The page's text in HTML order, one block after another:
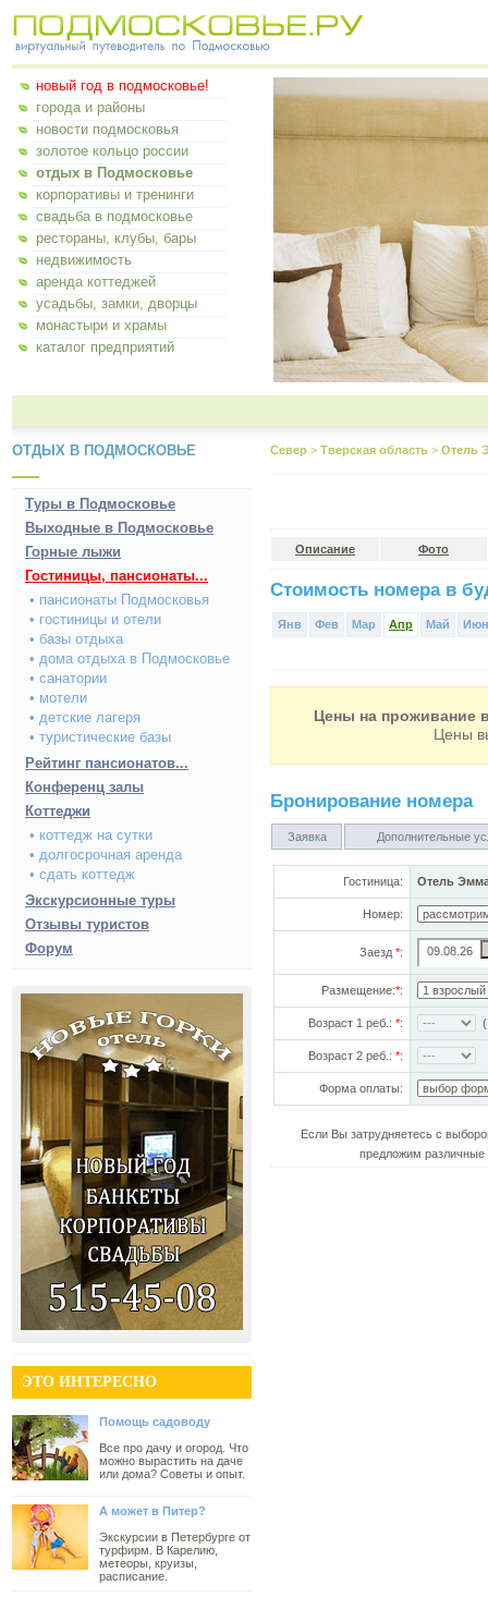
новый год в подмосковье!
города и районы
новости подмосковья
золотое кольцо россии
отдых в Подмосковье
корпоративы и тренинги
свадьба в подмосковье
рестораны, клубы, бары
недвижимость
аренда коттеджей
усадьбы, замки, дворцы
монастыри и храмы
каталог предприятий
ОТДЫХ В ПОДМОСКОВЬЕ
Туры в Подмосковье
Выходные в Подмосковье
Горные лыжи
Гостиницы, пансионаты...
• пансионаты Подмосковья
• гостиницы и отели
• базы отдыха
• дома отдыха в Подмосковье
• санатории
• мотели
• детские лагеря
• туристические базы
Рейтинг пансионатов...
Конференц залы
Коттеджи
• коттедж на сутки
• долгосрочная аренда
• сдать коттедж
Экскурсионные туры
Отзывы туристов
Форум
ЭТО ИНТЕРЕСНО
Помощь садоводу
Все про дачу и огород. Что
можно вырастить на даче
или дома? Советы и опыт.
А может в Питер?
Экскурсии в Петербурге от
турфирм. В Карелию,
метеоры, круизы,
расписание.
Север > Тверская область > Отель
Описание Фото
Стоимость номера в
Янв Фев Мар Апр Май Июн
Цены на проживание
Цены
Бронирование номера
Заявка Дополнительные
Гостиница: Отель
Номер:
Заезд *:
Размещение:*:
Возраст 1 реб.: *:
Возраст 2 реб.: *:
Форма оплаты:
Если Вы затрудняетесь с
предложим различные